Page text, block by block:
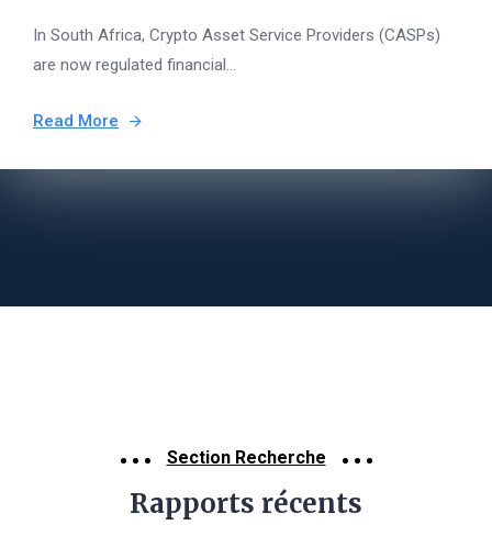
In South Africa, Crypto Asset Service Providers (CASPs)
are now regulated financial...
Read More
Section Recherche
Rapports récents